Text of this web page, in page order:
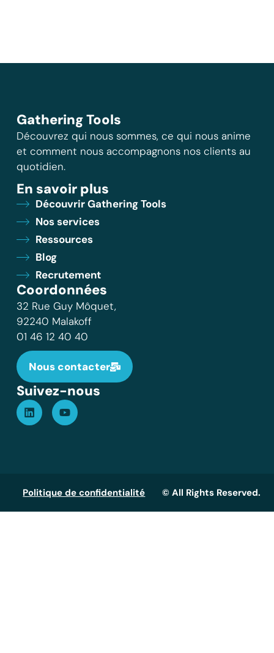
Gathering Tools
Découvrez qui nous sommes, ce qui nous anime
et comment nous accompagnons nos clients au
quotidien.
En savoir plus
Découvrir Gathering Tools
Nos services
Ressources
Blog
Recrutement
Coordonnées
32 Rue Guy Môquet,
92240 Malakoff
01 46 12 40 40
Nous contacter
Suivez-nous
Politique de confidentialité © All Rights Reserved.